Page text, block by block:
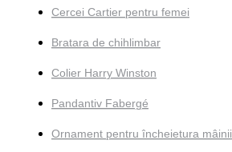
Cercei Cartier pentru femei
Bratara de chihlimbar
Colier Harry Winston
Pandantiv Fabergé
Ornament pentru încheietura mâinii